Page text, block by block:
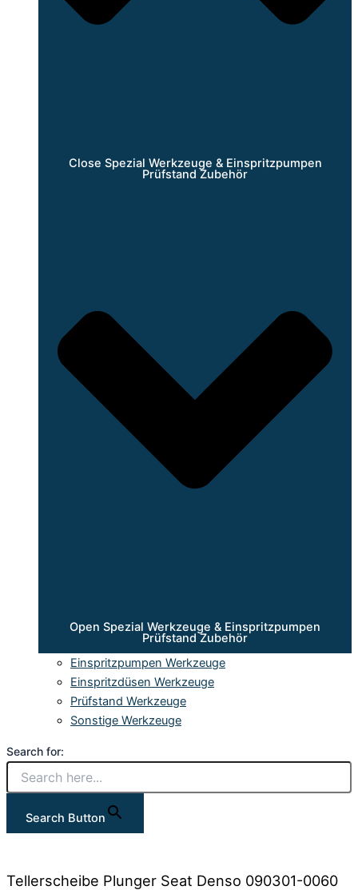
Close Spezial Werkzeuge & Einspritzpumpen
Prüfstand Zubehör
Open Spezial Werkzeuge & Einspritzpumpen
Prüfstand Zubehör
Einspritzpumpen Werkzeuge
Einspritzdüsen Werkzeuge
Prüfstand Werkzeuge
Sonstige Werkzeuge
Search for:
Search Button
Tellerscheibe Plunger Seat Denso 090301-0060